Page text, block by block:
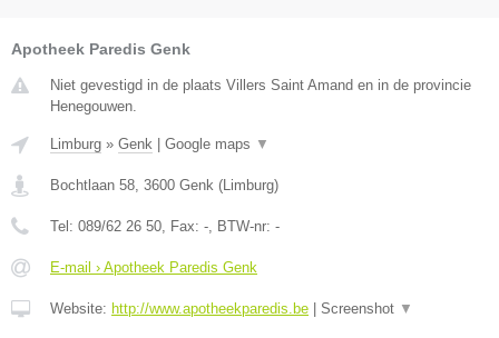
Apotheek Paredis Genk
Niet gevestigd in de plaats Villers Saint Amand en in de provincie
Henegouwen.
Limburg » Genk | Google maps ▼
Bochtlaan 58 3600 Genk (Limburg)
Tel: 089/62 26 50 , Fax: - , BTW-nr: -
E-mail › Apotheek Paredis Genk
Website: http://www.apotheekparedis.be | Screenshot ▼